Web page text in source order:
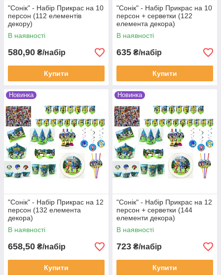
"Сонік" - Набір Прикрас на 10
персон (112 елементів
декору)
В наявності
580,90 ₴/набір
Купити
"Сонік" - Набір Прикрас на 10
персон + серветки (122
елемента декора)
В наявності
635 ₴/набір
Купити
Новинка
"Сонік" - Набір Прикрас на 12
персон (132 елемента
декора)
В наявності
658,50 ₴/набір
Купити
Новинка
"Сонік" - Набір Прикрас на 12
персон + серветки (144
елементи декора)
В наявності
723 ₴/набір
Купити